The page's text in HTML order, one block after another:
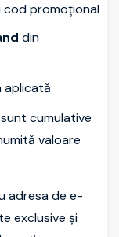
cod promoțional
din
aplicată
cumulative
valoare
adresa de e-
exclusive și